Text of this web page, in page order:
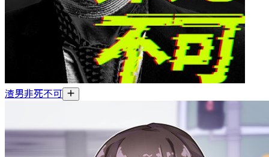
渣男非死不可